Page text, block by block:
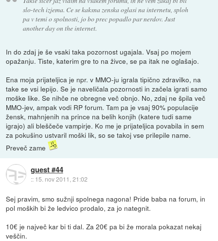
slo-tech izjema. Ce se kaksna zenska oglasi na internetu, sploh
pa v temi o spolnosti, jo bo prec popadlo par nerdov. Just
another day on the internet.
In do zdaj je še vsaki taka pozornost ugajala. Vsaj po mojem
opažanju. Tiste, katerim gre to na živce, se pa itak ne oglašajo.
Ena moja prijateljica je npr. v MMO-ju igrala tipično zdravilko, na
take se vsi lepijo. Se je naveličala pozornosti in začela igrati samo
moške like. Se nihče ne obregne več obnjo. No, zdaj ne špila več
MMO-jev, ampak vodi RP forum. Tam pa je vsaj 90% populacije
žensk, mahnjenih na prince na belih konjih (katere tudi same
igrajo) ali bleščeče vampirje. Ko me je prijateljica povabila in sem
za pokušino ustvaril moški lik, so se takoj vse prilepile name.
Preveč zame
guest #44
:: 15. nov 2011, 21:02
Sej pravim, smo sužnji spolnega nagona! Pride baba na forum, in
pol moških bi že ledvico prodalo, za jo nategnit.
10€ je največ kar bi ti dal. Za 20€ pa bi že morala pokazat nekaj
veščin.